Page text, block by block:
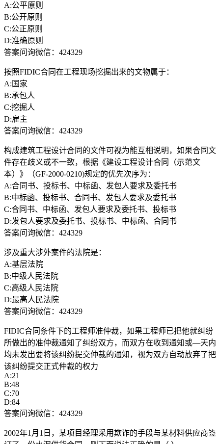
A:公平原则
B:公开原则
C:公正原则
D:准确原则
答案问询微信：424329
按照FIDIC合同在工程现场挖掘出来的文物属于：
A:国家
B:承包人
C:挖掘人
D:雇主
答案问询微信：424329
构成建筑工程设计合同的文件可视为能互相说明，如果合同文
件存在歧义或不一致，根据《建设工程设计合同（示范文
本）》（GF-2000-0210)规定的优先次序为：
A:合同书、投标书、中标函、发包人要求及委托书
B:中标函、投标书、合同书、发包人要求及委托书
C:合同书、中标函、发包人要求及委托书、投标书
D:发包人要求及委托书、投标书、中标函、合同书
答案问询微信：424329
涉及重大涉外案件的法院是：
A:基层法院
B:中级人民法院
C:高级人民法院
D:最高人民法院
答案问询微信：424329
FIDIC合同条件下的工程师准仲裁，如果工程师已把他就纠纷
所做出的准仲裁通知了纠纷双方，而双方在收到通知或—天内
均未发出要将该纠纷提交仲裁的通知，视为双方自动放弃了把
该纠纷提交正式仲裁的权力
A:21
B:48
C:70
D:84
答案问询微信：424329
2002年1月1日，某项目经理采用欺诈的手段与某材料供应商签